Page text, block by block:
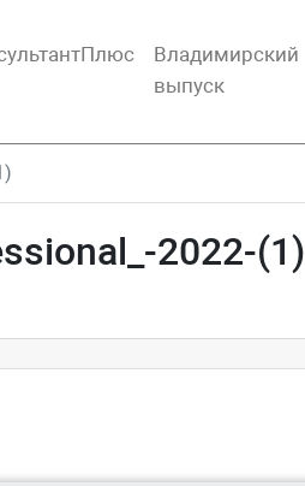
Владимирский
выпуск
2022-(1)